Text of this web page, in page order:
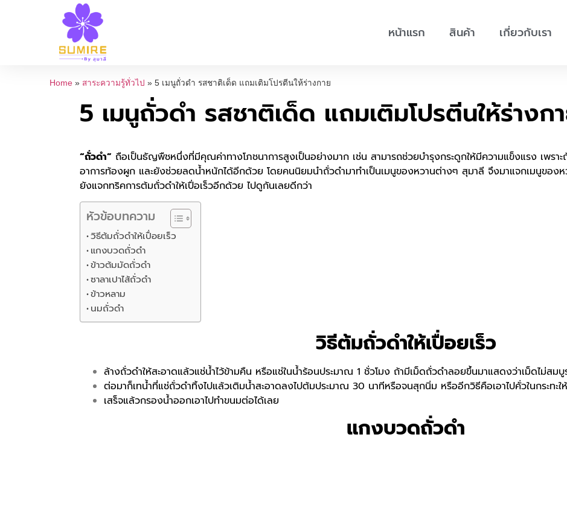
หน้าแรก สินค้า เกี่ยวกับเรา
Home » สาระความรู้ทั่วไป » 5 เมนูถั่วดำ รสชาติเด็ด แถมเติมโปรตีนให้ร่างกาย
5 เมนูถั่วดำ รสชาติเด็ด แถมเติมโปรตีนให้ร่างก
“ถั่วดำ” ถือเป็นธัญพืชหนึ่งที่มีคุณค่าทางโภชนาการสูงเป็นอย่างมาก เช่น สามารถช่วยบำรุงกระดูกให้มีความแข็งแรง เพรา
อาการท้องผูก และยังช่วยลดน้ำหนักได้อีกด้วย โดยคนนิยมนำถั่วดำมาทำเป็นเมนูของหวานต่างๆ สุมาลี จึงมาแจกเมนูของ
ยังแจกทริคการต้มถั่วดำให้เปื่อเร็วอีกด้วย ไปดูกันเลยดีกว่า
หัวข้อบทความ
วิธีต้มถั่วดำให้เปื่อยเร็ว
แกงบวดถั่วดำ
ข้าวต้มมัดถั่วดำ
ซาลาเปาไส้ถั่วดำ
ข้าวหลาม
นมถั่วดำ
วิธีต้มถั่วดำให้เปื่อยเร็ว
ล้างถั่วดำให้สะอาดแล้วแช่น้ำไว้ข้ามคืน หรือแช่ในน้ำร้อนประมาณ 1 ชั่วโมง ถ้ามีเม็ดถั่วดำลอยขึ้นมาแสดงว่าเม็ดไม่สม
ต่อมาก็เทน้ำที่แช่ถั่วดำทิ้งไปแล้วเติมน้ำสะอาดลงไปต้มประมาณ 30 นาทีหรือจนสุกนิ่ม หรืออีกวิธีคือเอาไปคั่วในกระทะ
เสร็จแล้วกรองน้ำออกเอาไปทำขนมต่อได้เลย
แกงบวดถั่วดำ